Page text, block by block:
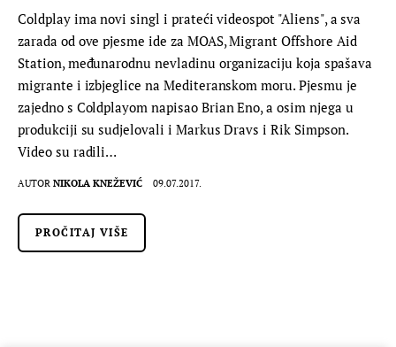
Coldplay ima novi singl i prateći videospot "Aliens", a sva
zarada od ove pjesme ide za MOAS, Migrant Offshore Aid
Station, međunarodnu nevladinu organizaciju koja spašava
migrante i izbjeglice na Mediteranskom moru. Pjesmu je
zajedno s Coldplayom napisao Brian Eno, a osim njega u
produkciji su sudjelovali i Markus Dravs i Rik Simpson.
Video su radili…
AUTOR NIKOLA KNEŽEVIĆ 09.07.2017.
PROČITAJ VIŠE